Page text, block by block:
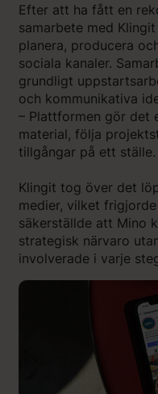
Efter att ha fått en
samarbete med
planera, producera
sociala kanaler.
grundligt
och kommunikativa
– Plattformen gör det
material, följa
tillgångar på ett ställe.
Klingit tog över det
medier, vilket
säkerställde att Mino
strategisk närvaro
involverade i varje